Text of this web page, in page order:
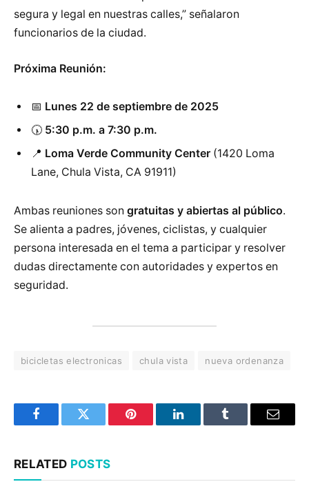
segura y legal en nuestras calles,” señalaron
funcionarios de la ciudad.
Próxima Reunión:
📅 Lunes 22 de septiembre de 2025
🕠 5:30 p.m. a 7:30 p.m.
📍 Loma Verde Community Center (1420 Loma
Lane, Chula Vista, CA 91911)
Ambas reuniones son gratuitas y abiertas al público.
Se alienta a padres, jóvenes, ciclistas, y cualquier
persona interesada en el tema a participar y resolver
dudas directamente con autoridades y expertos en
seguridad.
bicicletas electronicas chula vista nueva ordenanza
FacebookTwitter Pinterest LinkedInTumblr Email
RELATED POSTS